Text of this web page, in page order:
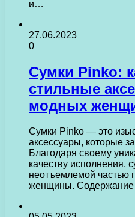
и…
27.06.2023
0
Сумки Pinko:
стильные
модных
Сумки Pinko — это
аксессуары, которые
Благодаря своему
качеству исполнения,
неотъемлемой частью
женщины.